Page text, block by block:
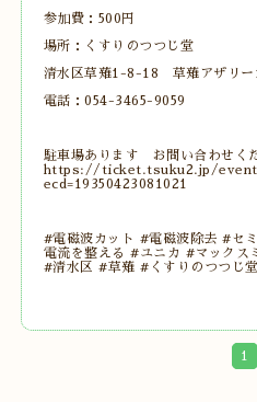
参加費：500円
場所：くすりのつつじ堂
清水区草薙1-8-18 草薙アザリー
電話：054-3465-9059
駐車場あります お問い合わせく
https://ticket.tsuku2.jp/
ecd=19350423081021
#電磁波カット #電磁波除去 #セ
電流を整える #ユニカ #マックス
#清水区 #草薙 #くすりのつつじ
1